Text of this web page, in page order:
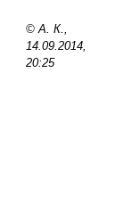
© А. К.,
14.09.2014,
20:25